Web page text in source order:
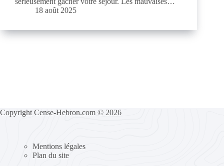
18 août 2025
Copyright Cense-Hebron.com © 2026
Mentions légales
Plan du site